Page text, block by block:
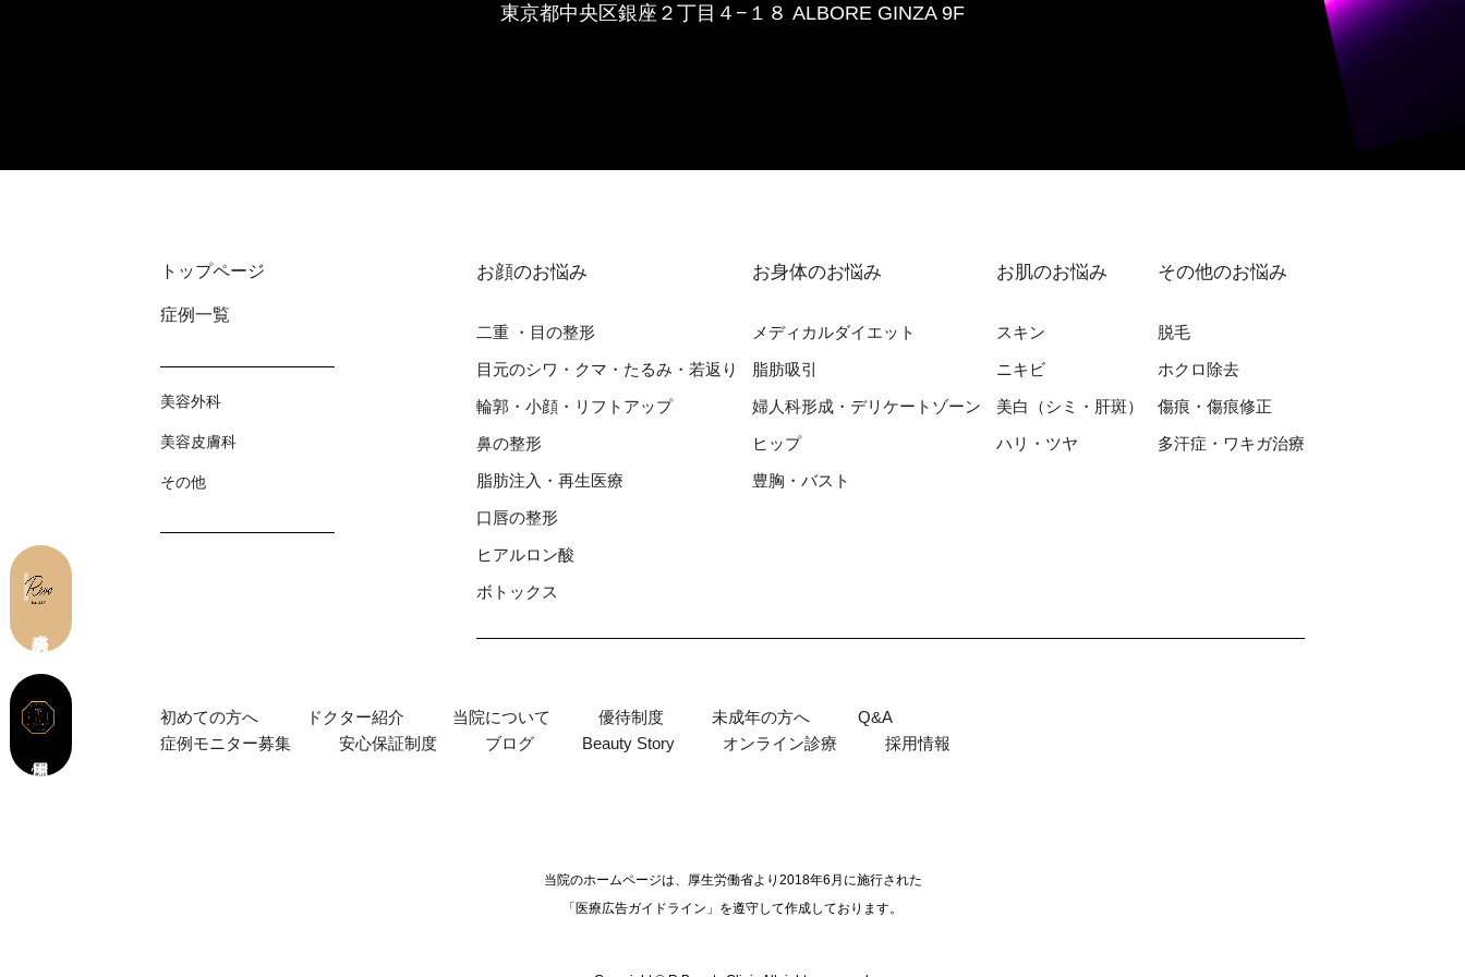
東京都中央区銀座２丁⽬４−１８ ALBORE GINZA 9F
トップページ
症例⼀覧
美容外科
美容⽪膚科
その他
お顔のお悩み
⼆重 ・⽬の整形
⽬元のシワ・クマ・たるみ・若返り
輪郭・⼩顔・リフトアップ
⿐の整形
脂肪注入・再生医療
⼝唇の整形
ヒアルロン酸
ボトックス
お⾝体のお悩み
メディカルダイエット
脂肪吸引
婦⼈科形成・デリケートゾーン
ヒップ
豊胸・バスト
お肌のお悩み
スキン
ニキビ
美⽩（シミ・肝斑）
ハリ・ツヤ
その他のお悩み
脱⽑
ホクロ除去
傷痕・傷痕修正
多汗症・ワキガ治療
初めての⽅へ ドクター紹介 当院について 優待制度 未成年の方へ
Q&A
症例モニター募集
安心保証制度 ブログ Beauty Story オンライン診療 採用情報
当院のホームページは、厚生労働省より2018年6月に施行された
「医療広告ガイドライン」を遵守して作成しております。